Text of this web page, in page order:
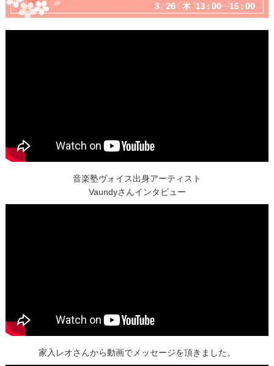
音楽塾ヴォイス出身アーティスト
Vaundyさんインタビュー
家入レオさんから動画でメッセージを頂きました。